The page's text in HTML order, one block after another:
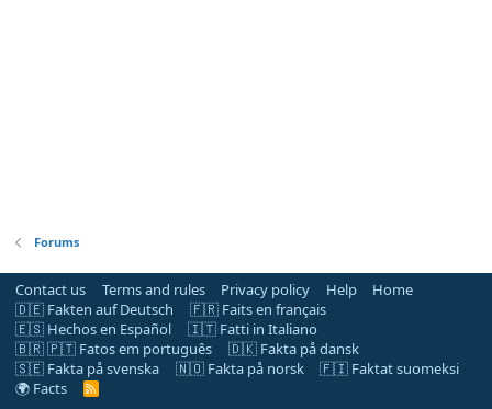
Forums
Contact us Terms and rules Privacy policy Help
Home
🇩🇪 Fakten auf Deutsch
🇫🇷 Faits en français
🇪🇸 Hechos en Español
🇮🇹 Fatti in Italiano
🇧🇷 🇵🇹 Fatos em português
🇩🇰 Fakta på dansk
🇸🇪 Fakta på svenska
🇳🇴 Fakta på norsk
🇫🇮 Faktat suomeksi
🌍 Facts
R